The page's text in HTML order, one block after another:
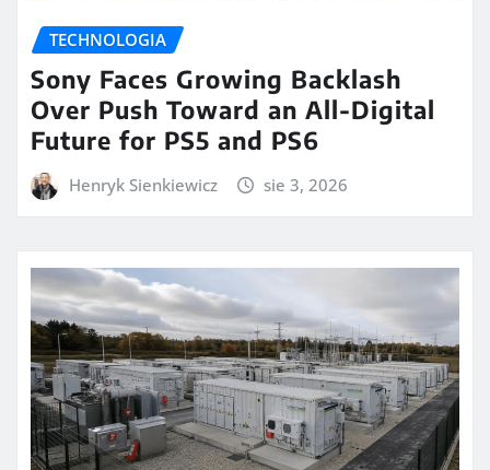
TECHNOLOGIA
Sony Faces Growing Backlash
Over Push Toward an All-Digital
Future for PS5 and PS6
Henryk Sienkiewicz sie 3, 2026